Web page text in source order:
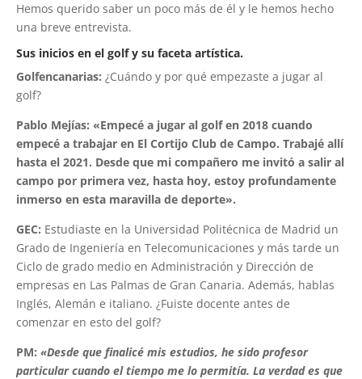
Hemos querido saber un poco más de él y le hemos hecho
una breve entrevista.
Sus inicios en el golf y su faceta artística.
Golfencanarias: ¿Cuándo y por qué empezaste a jugar al
golf?
Pablo Mejías: «Empecé a jugar al golf en 2018 cuando
empecé a trabajar en El Cortijo Club de Campo. Trabajé allí
hasta el 2021. Desde que mi compañero me invitó a salir al
campo por primera vez, hasta hoy, estoy profundamente
inmerso en esta maravilla de deporte».
GEC: Estudiaste en la Universidad Politécnica de Madrid un
Grado de Ingeniería en Telecomunicaciones y más tarde un
Ciclo de grado medio en Administración y Dirección de
empresas en Las Palmas de Gran Canaria. Además, hablas
Inglés, Alemán e italiano. ¿Fuiste docente antes de
comenzar en esto del golf?
PM: «Desde que finalicé mis estudios, he sido profesor
particular cuando el tiempo me lo permitía. La verdad es que